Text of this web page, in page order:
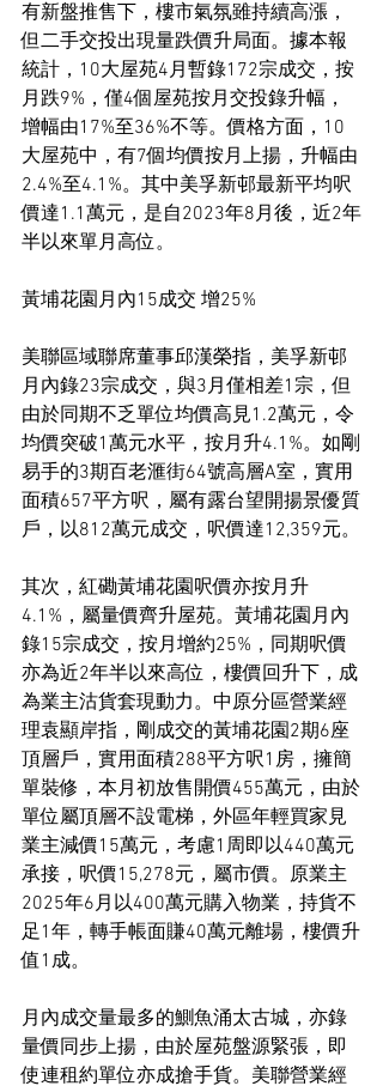
有新盤推售下，樓市氣氛雖持續高漲，
但二手交投出現量跌價升局面。據本報
統計，10大屋苑4月暫錄172宗成交，按
月跌9%，僅4個屋苑按月交投錄升幅，
增幅由17%至36%不等。價格方面，10
大屋苑中，有7個均價按月上揚，升幅由
2.4%至4.1%。其中美孚新邨最新平均呎
價達1.1萬元，是自2023年8月後，近2年
半以來單月高位。
黃埔花園月內15成交 增25%
美聯區域聯席董事邱漢榮指，美孚新邨
月內錄23宗成交，與3月僅相差1宗，但
由於同期不乏單位均價高見1.2萬元，令
均價突破1萬元水平，按月升4.1%。如剛
易手的3期百老滙街64號高層A室，實用
面積657平方呎，屬有露台望開揚景優質
戶，以812萬元成交，呎價達12,359元。
其次，紅磡黃埔花園呎價亦按月升
4.1%，屬量價齊升屋苑。黃埔花園月內
錄15宗成交，按月增約25%，同期呎價
亦為近2年半以來高位，樓價回升下，成
為業主沽貨套現動力。中原分區營業經
理袁顯岸指，剛成交的黃埔花園2期6座
頂層戶，實用面積288平方呎1房，擁簡
單裝修，本月初放售開價455萬元，由於
單位屬頂層不設電梯，外區年輕買家見
業主減價15萬元，考慮1周即以440萬元
承接，呎價15,278元，屬市價。原業主
2025年6月以400萬元購入物業，持貨不
足1年，轉手帳面賺40萬元離場，樓價升
值1成。
月內成交量最多的鰂魚涌太古城，亦錄
量價同步上揚，由於屋苑盤源緊張，即
使連租約單位亦成搶手貨。美聯營業經